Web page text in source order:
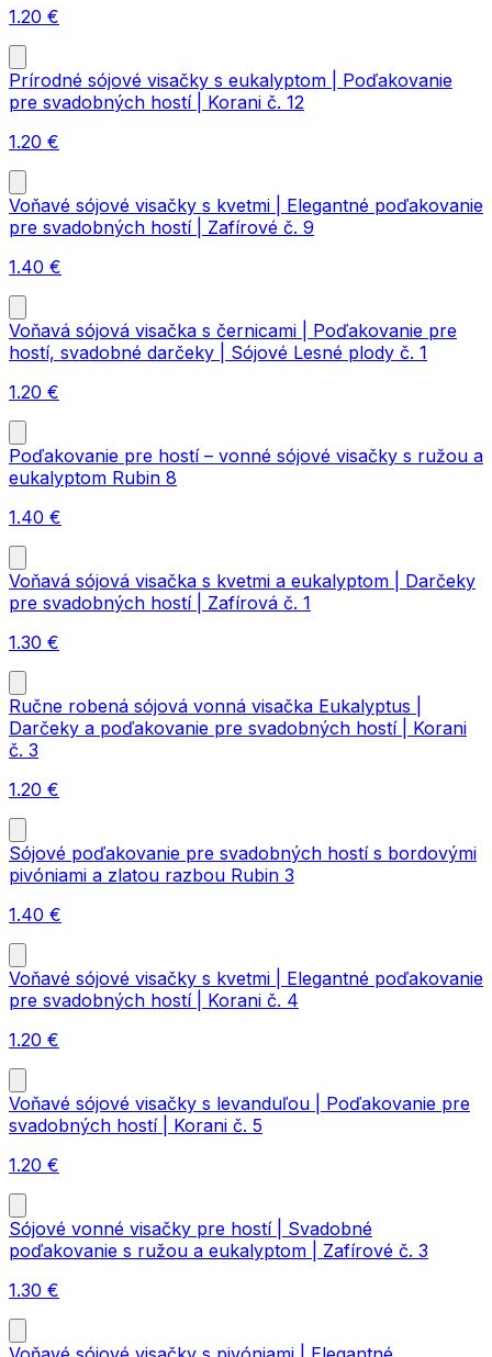
1.20 €
Prírodné sójové visačky s eukalyptom | Poďakovanie
pre svadobných hostí | Korani č. 12
1.20 €
Voňavé sójové visačky s kvetmi | Elegantné poďakovanie
pre svadobných hostí | Zafírové č. 9
1.40 €
Voňavá sójová visačka s černicami | Poďakovanie pre
hostí, svadobné darčeky | Sójové Lesné plody č. 1
1.20 €
Poďakovanie pre hostí – vonné sójové visačky s ružou a
eukalyptom Rubin 8
1.40 €
Voňavá sójová visačka s kvetmi a eukalyptom | Darčeky
pre svadobných hostí | Zafírová č. 1
1.30 €
Ručne robená sójová vonná visačka Eukalyptus |
Darčeky a poďakovanie pre svadobných hostí | Korani
č. 3
1.20 €
Sójové poďakovanie pre svadobných hostí s bordovými
pivóniami a zlatou razbou Rubin 3
1.40 €
Voňavé sójové visačky s kvetmi | Elegantné poďakovanie
pre svadobných hostí | Korani č. 4
1.20 €
Voňavé sójové visačky s levanduľou | Poďakovanie pre
svadobných hostí | Korani č. 5
1.20 €
Sójové vonné visačky pre hostí | Svadobné
poďakovanie s ružou a eukalyptom | Zafírové č. 3
1.30 €